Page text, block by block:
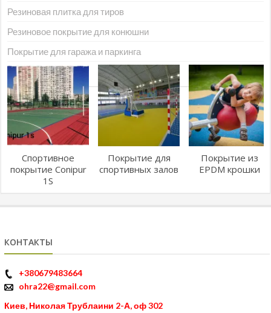
Резиновая плитка для тиров
Резиновое покрытие для конюшни
Покрытие для гаража и паркинга
Спортивное
покрытие Conipur
1S
Покрытие для
спортивных залов
Покрытие из
EPDM крошки
КОНТАКТЫ
+380679483664
ohra22@gmail.com
Киев, Николая Трублаини 2-А, оф 302